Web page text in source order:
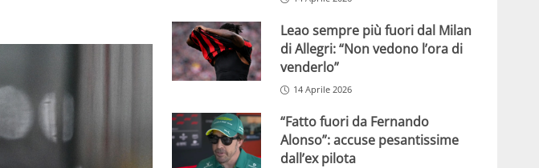
Leao sempre più fuori dal Milan
di Allegri: “Non vedono l’ora di
venderlo”
14 Aprile 2026
“Fatto fuori da Fernando
Alonso”: accuse pesantissime
dall’ex pilota